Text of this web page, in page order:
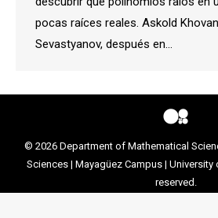
pocas raíces reales. Askold
Sevastyanov, después en…
© 2026 Department of Mathematical
Sciences | Mayagüez Campus | University
reserved.